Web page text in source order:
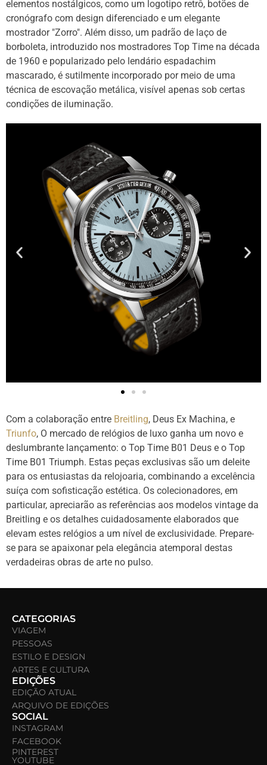
elementos nostálgicos, como um logotipo retrô, botões de
cronógrafo com design diferenciado e um elegante
mostrador "Zorro". Além disso, um padrão de laço de
borboleta, introduzido nos mostradores Top Time na década
de 1960 e popularizado pelo lendário espadachim
mascarado, é sutilmente incorporado por meio de uma
técnica de escovação metálica, visível apenas sob certas
condições de iluminação.
Com a colaboração entre Breitling, Deus Ex Machina, e
Triunfo, O mercado de relógios de luxo ganha um novo e
deslumbrante lançamento: o Top Time B01 Deus e o Top
Time B01 Triumph. Estas peças exclusivas são um deleite
para os entusiastas da relojoaria, combinando a excelência
suíça com sofisticação estética. Os colecionadores, em
particular, apreciarão as referências aos modelos vintage da
Breitling e os detalhes cuidadosamente elaborados que
elevam estes relógios a um nível de exclusividade. Prepare-
se para se apaixonar pela elegância atemporal destas
verdadeiras obras de arte no pulso.
CATEGORIAS
VIAGEM
PESSOAS
ESTILO E DESIGN
ARTES E CULTURA
EDIÇÕES
EDIÇÃO ATUAL
ARQUIVO DE EDIÇÕES
SOCIAL
INSTAGRAM
FACEBOOK
PINTEREST
YOUTUBE